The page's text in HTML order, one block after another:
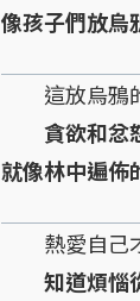
像孩子們放烏
這放烏鴉的
貪欲和忿
就像林中遍佈
熱愛自己才
知道煩惱